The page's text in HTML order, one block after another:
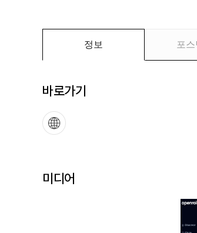
정보 포스
바로가기
미디어